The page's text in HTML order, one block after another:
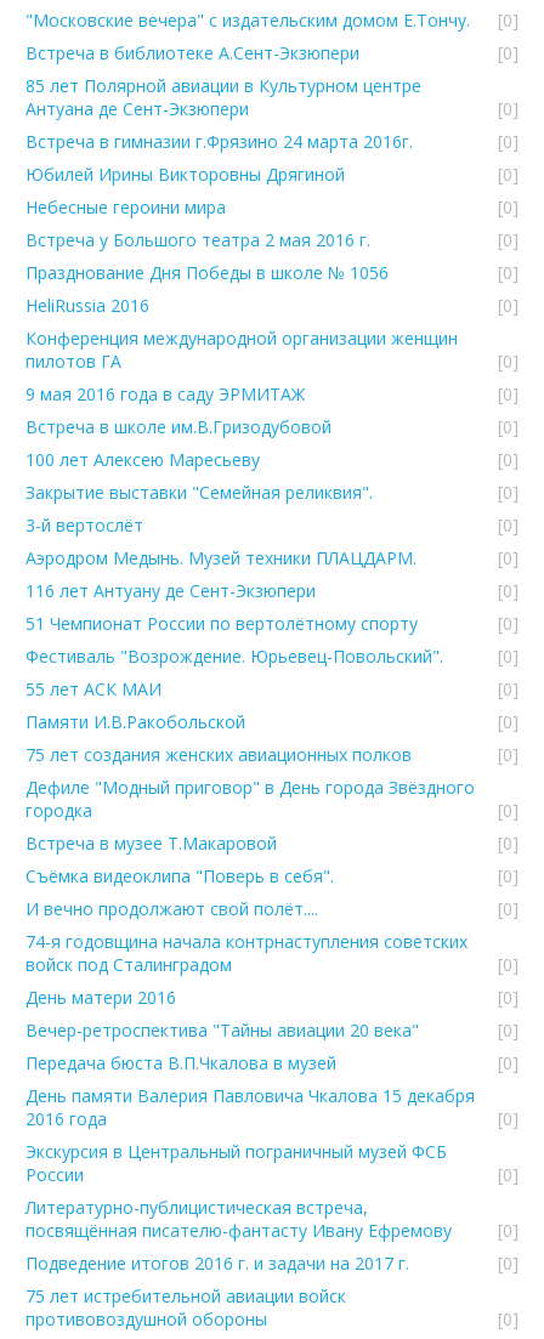
"Московские вечера" с издательским домом Е.Тончу.
[0]
Встреча в библиотеке А.Сент-Экзюпери
[0]
85 лет Полярной авиации в Культурном центре
Антуана де Сент-Экзюпери
[0]
Встреча в гимназии г.Фрязино 24 марта 2016г.
[0]
Юбилей Ирины Викторовны Дрягиной
[0]
Небесные героини мира
[0]
Встреча у Большого театра 2 мая 2016 г.
[0]
Празднование Дня Победы в школе № 1056
[0]
HeliRussia 2016
[0]
Конференция международной организации женщин
пилотов ГА
[0]
9 мая 2016 года в саду ЭРМИТАЖ
[0]
Встреча в школе им.В.Гризодубовой
[0]
100 лет Алексею Маресьеву
[0]
Закрытие выставки "Семейная реликвия".
[0]
3-й вертослёт
[0]
Аэродром Медынь. Музей техники ПЛАЦДАРМ.
[0]
116 лет Антуану де Сент-Экзюпери
[0]
51 Чемпионат России по вертолётному спорту
[0]
Фестиваль "Возрождение. Юрьевец-Повольский".
[0]
55 лет АСК МАИ
[0]
Памяти И.В.Ракобольской
[0]
75 лет создания женских авиационных полков
[0]
Дефиле "Модный приговор" в День города Звёздного
городка
[0]
Встреча в музее Т.Макаровой
[0]
Съёмка видеоклипа "Поверь в себя".
[0]
И вечно продолжают свой полёт....
[0]
74-я годовщина начала контрнаступления советских
войск под Сталинградом
[0]
День матери 2016
[0]
Вечер-ретроспектива "Тайны авиации 20 века"
[0]
Передача бюста В.П.Чкалова в музей
[0]
День памяти Валерия Павловича Чкалова 15 декабря
2016 года
[0]
Экскурсия в Центральный пограничный музей ФСБ
России
[0]
Литературно-публицистическая встреча,
посвящённая писателю-фантасту Ивану Ефремову
[0]
Подведение итогов 2016 г. и задачи на 2017 г.
[0]
75 лет истребительной авиации войск
противовоздушной обороны
[0]